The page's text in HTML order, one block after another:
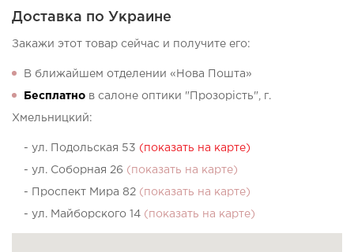
Доставка по Украине
Закажи этот товар сейчас и получите его:
В ближайшем отделении «Нова Пошта»
Бесплатно в салоне оптики "Прозорість", г.
Хмельницкий:
- ул. Подольская 53 (показать на карте)
- ул. Соборная 26 (показать на карте)
- Проспект Мира 82 (показать на карте)
- ул. Майборского 14 (показать на карте)